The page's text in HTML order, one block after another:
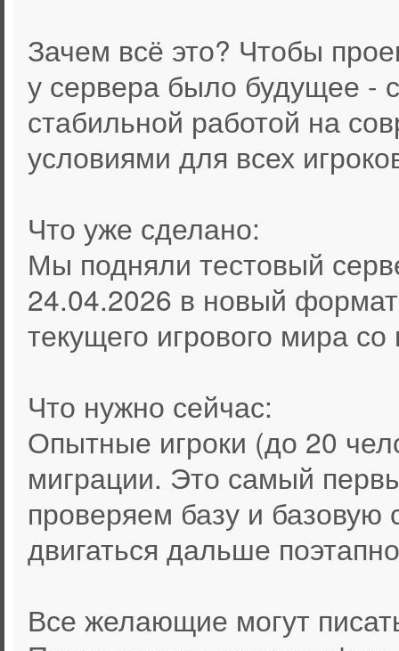
Зачем всё это? Чтобы
у сервера было будущее -
стабильной работой на
условиями для всех
Что уже сделано:
Мы подняли тестовый
24.04.2026 в новый
текущего игрового мира
Что нужно сейчас:
Опытные игроки (до 20
миграции. Это самый
проверяем базу и базовую
двигаться дальше
Все желающие могут